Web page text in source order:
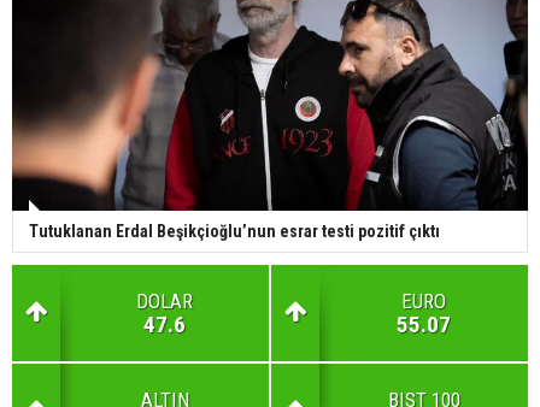
Tutuklanan Erdal Beşikçioğlu’nun esrar testi pozitif çıktı
DOLAR
47.6
EURO
55.07
ALTIN BIST 100